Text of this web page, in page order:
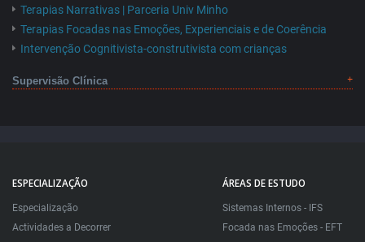
Terapias Narrativas | Parceria Univ Minho
Terapias Focadas nas Emoções, Experienciais e de Coerência
Intervenção Cognitivista-construtivista com crianças
Supervisão Clínica
ESPECIALIZAÇÃO
Especialização
Actividades a Decorrer
ÁREAS DE ESTUDO
Sistemas Internos - IFS
Focada nas Emoções - EFT